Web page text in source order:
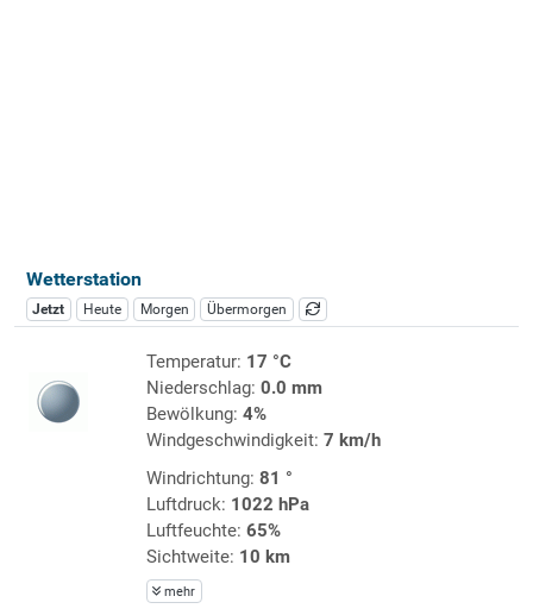
Wetterstation
Jetzt Heute Morgen Übermorgen
Temperatur: 17 °C
Niederschlag: 0.0 mm
Bewölkung: 4%
Windgeschwindigkeit: 7 km/h
Windrichtung: 81 °
Luftdruck: 1022 hPa
Luftfeuchte: 65%
Sichtweite: 10 km
mehr